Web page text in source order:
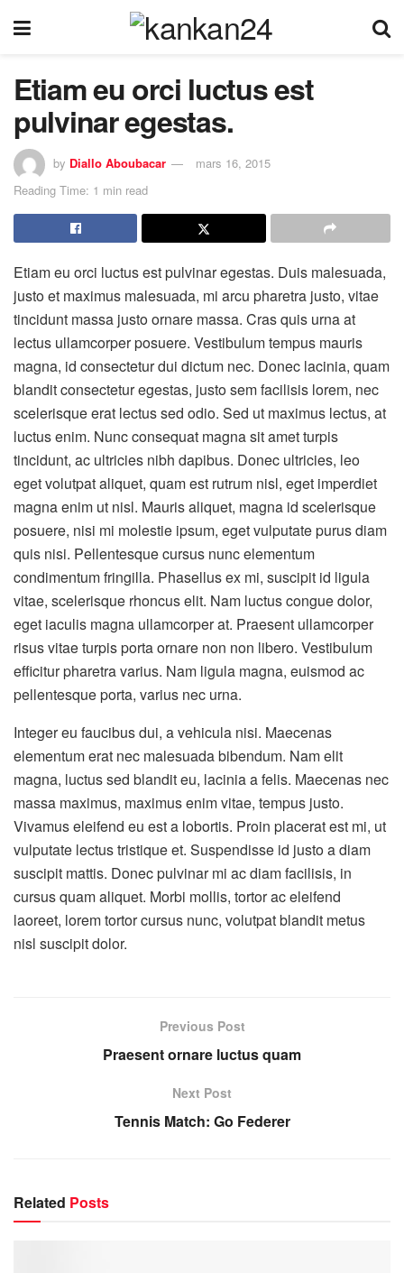
Etiam eu orci luctus est
pulvinar egestas.
by Diallo Aboubacar
mars 16, 2015
Reading Time: 1 min read
Etiam eu orci luctus est pulvinar egestas. Duis malesuada,
justo et maximus malesuada, mi arcu pharetra justo, vitae
tincidunt massa justo ornare massa. Cras quis urna at
lectus ullamcorper posuere. Vestibulum tempus mauris
magna, id consectetur dui dictum nec. Donec lacinia, quam
blandit consectetur egestas, justo sem facilisis lorem, nec
scelerisque erat lectus sed odio. Sed ut maximus lectus, at
luctus enim. Nunc consequat magna sit amet turpis
tincidunt, ac ultricies nibh dapibus. Donec ultricies, leo
eget volutpat aliquet, quam est rutrum nisl, eget imperdiet
magna enim ut nisl. Mauris aliquet, magna id scelerisque
posuere, nisi mi molestie ipsum, eget vulputate purus diam
quis nisi. Pellentesque cursus nunc elementum
condimentum fringilla. Phasellus ex mi, suscipit id ligula
vitae, scelerisque rhoncus elit. Nam luctus congue dolor,
eget iaculis magna ullamcorper at. Praesent ullamcorper
risus vitae turpis porta ornare non non libero. Vestibulum
efficitur pharetra varius. Nam ligula magna, euismod ac
pellentesque porta, varius nec urna.
Integer eu faucibus dui, a vehicula nisi. Maecenas
elementum erat nec malesuada bibendum. Nam elit
magna, luctus sed blandit eu, lacinia a felis. Maecenas nec
massa maximus, maximus enim vitae, tempus justo.
Vivamus eleifend eu est a lobortis. Proin placerat est mi, ut
vulputate lectus tristique et. Suspendisse id justo a diam
suscipit mattis. Donec pulvinar mi ac diam facilisis, in
cursus quam aliquet. Morbi mollis, tortor ac eleifend
laoreet, lorem tortor cursus nunc, volutpat blandit metus
nisl suscipit dolor.
Previous Post
Praesent ornare luctus quam
Next Post
Tennis Match: Go Federer
Related Posts